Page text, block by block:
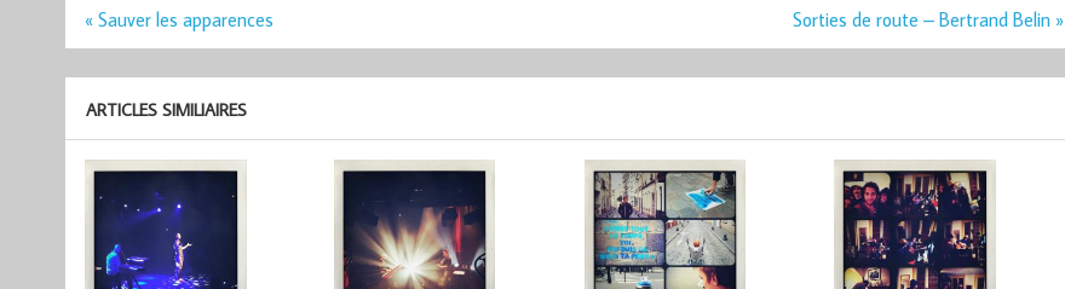
Navigation
« Sauver les apparences Sorties de route – Bertrand Belin »
ARTICLES SIMILIAIRES